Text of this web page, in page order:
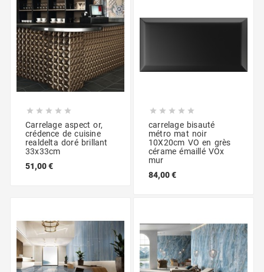
    
Carrelage aspect or,
crédence de cuisine
realdelta doré brillant
33x33cm
51,00 €
    
carrelage bisauté
métro mat noir
10X20cm VO en grès
cérame émaillé VOx
mur
84,00 €